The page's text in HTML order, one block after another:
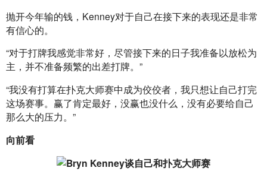
抛开今年输的钱，Kenney对于自己在接下来的表现还是非常
有信心的。
“对于打牌我感觉非常好，尽管接下来的日子我准备以放松为
主，并不准备频繁的出差打牌。”
“我没有打算在扑克大师赛中成为佼佼者，我只想让自己打完
这场赛事。赢了肯定最好，没赢也没什么，没有必要给自己
那么大的压力。”
向前看